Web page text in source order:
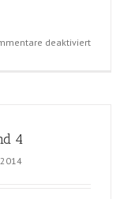
deaktiviertfür
4